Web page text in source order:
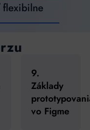
9.
Základy
vo Figme